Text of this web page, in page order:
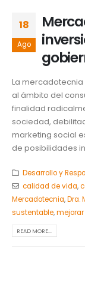
18
Ago
La
al ámbito del
finalidad
sociedad,
marketing social
de posibilidades
Desarrollo y
calidad de vida,
Mercadotecnia,Dra.
sustentable,
READ MORE...